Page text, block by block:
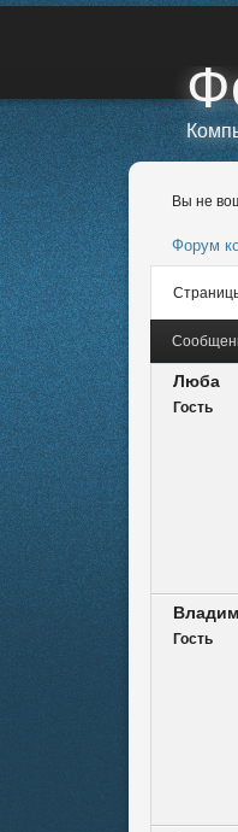
Вы не
Форум
Люба
Гость
Гость